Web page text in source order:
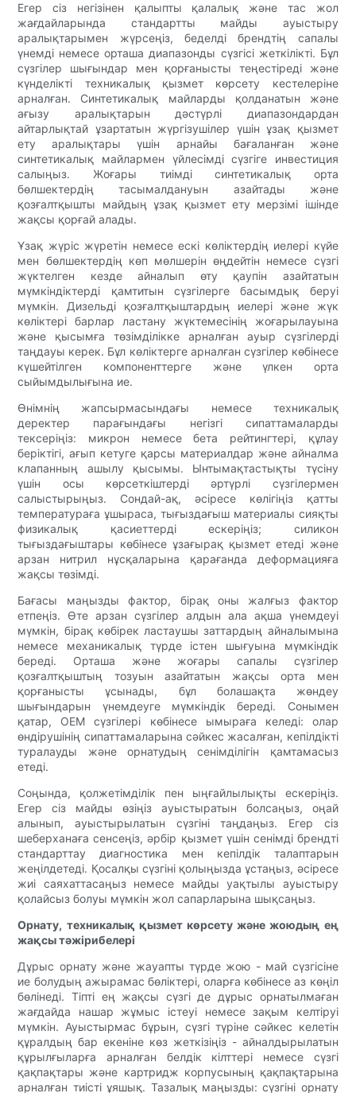
Егер сіз негізінен қалыпты қалалық және тас жол
жағдайларында стандартты майды ауыстыру
аралықтарымен жүрсеңіз, беделді брендтің сапалы
үнемді немесе орташа диапазонды сүзгісі жеткілікті. Бұл
сүзгілер шығындар мен қорғанысты теңестіреді және
күнделікті техникалық қызмет көрсету кестелеріне
арналған. Синтетикалық майларды қолданатын және
ағызу аралықтарын дәстүрлі диапазондардан
айтарлықтай ұзартатын жүргізушілер үшін ұзақ қызмет
ету аралықтары үшін арнайы бағаланған және
синтетикалық майлармен үйлесімді сүзгіге инвестиция
салыңыз. Жоғары тиімді синтетикалық орта
бөлшектердің тасымалдануын азайтады және
қозғалтқышты майдың ұзақ қызмет ету мерзімі ішінде
жақсы қорғай алады.
Ұзақ жүріс жүретін немесе ескі көліктердің иелері күйе
мен бөлшектердің көп мөлшерін өңдейтін немесе сүзгі
жүктелген кезде айналып өту қаупін азайтатын
мүмкіндіктерді қамтитын сүзгілерге басымдық беруі
мүмкін. Дизельді қозғалтқыштардың иелері және жүк
көліктері барлар ластану жүктемесінің жоғарылауына
және қысымға төзімділікке арналған ауыр сүзгілерді
таңдауы керек. Бұл көліктерге арналған сүзгілер көбінесе
күшейтілген компоненттерге және үлкен орта
сыйымдылығына ие.
Өнімнің жапсырмасындағы немесе техникалық
деректер парағындағы негізгі сипаттамаларды
тексеріңіз: микрон немесе бета рейтингтері, құлау
беріктігі, ағып кетуге қарсы материалдар және айналма
клапанның ашылу қысымы. Ынтымақтастықты түсіну
үшін осы көрсеткіштерді әртүрлі сүзгілермен
салыстырыңыз. Сондай-ақ, әсіресе көлігіңіз қатты
температураға ұшыраса, тығыздағыш материалы сияқты
физикалық қасиеттерді ескеріңіз; силикон
тығыздағыштары көбінесе ұзағырақ қызмет етеді және
арзан нитрил нұсқаларына қарағанда деформацияға
жақсы төзімді.
Бағасы маңызды фактор, бірақ оны жалғыз фактор
етпеңіз. Өте арзан сүзгілер алдын ала ақша үнемдеуі
мүмкін, бірақ көбірек ластаушы заттардың айналымына
немесе механикалық түрде істен шығуына мүмкіндік
береді. Орташа және жоғары сапалы сүзгілер
қозғалтқыштың тозуын азайтатын жақсы орта мен
қорғанысты ұсынады, бұл болашақта жөндеу
шығындарын үнемдеуге мүмкіндік береді. Сонымен
қатар, OEM сүзгілері көбінесе ымыраға келеді: олар
өндірушінің сипаттамаларына сәйкес жасалған, кепілдікті
туралауды және орнатудың сенімділігін қамтамасыз
етеді.
Соңында, қолжетімділік пен ыңғайлылықты ескеріңіз.
Егер сіз майды өзіңіз ауыстыратын болсаңыз, оңай
алынып, ауыстырылатын сүзгіні таңдаңыз. Егер сіз
шеберханаға сенсеңіз, әрбір қызмет үшін сенімді брендті
стандарттау диагностика мен кепілдік талаптарын
жеңілдетеді. Қосалқы сүзгіні қолыңызда ұстаңыз, әсіресе
жиі саяхаттасаңыз немесе майды уақтылы ауыстыру
қолайсыз болуы мүмкін жол сапарларына шықсаңыз.
Орнату, техникалық қызмет көрсету және жоюдың ең
жақсы тәжірибелері
Дұрыс орнату және жауапты түрде жою - май сүзгісіне
ие болудың ажырамас бөліктері, оларға көбінесе аз көңіл
бөлінеді. Тіпті ең жақсы сүзгі де дұрыс орнатылмаған
жағдайда нашар жұмыс істеуі немесе зақым келтіруі
мүмкін. Ауыстырмас бұрын, сүзгі түріне сәйкес келетін
құралдың бар екеніне көз жеткізіңіз - айналдырылатын
құрылғыларға арналған белдік кілттері немесе сүзгі
қақпақтары және картридж корпусының қақпақтарына
арналған тиісті ұяшық. Тазалық маңызды: сүзгіні орнату